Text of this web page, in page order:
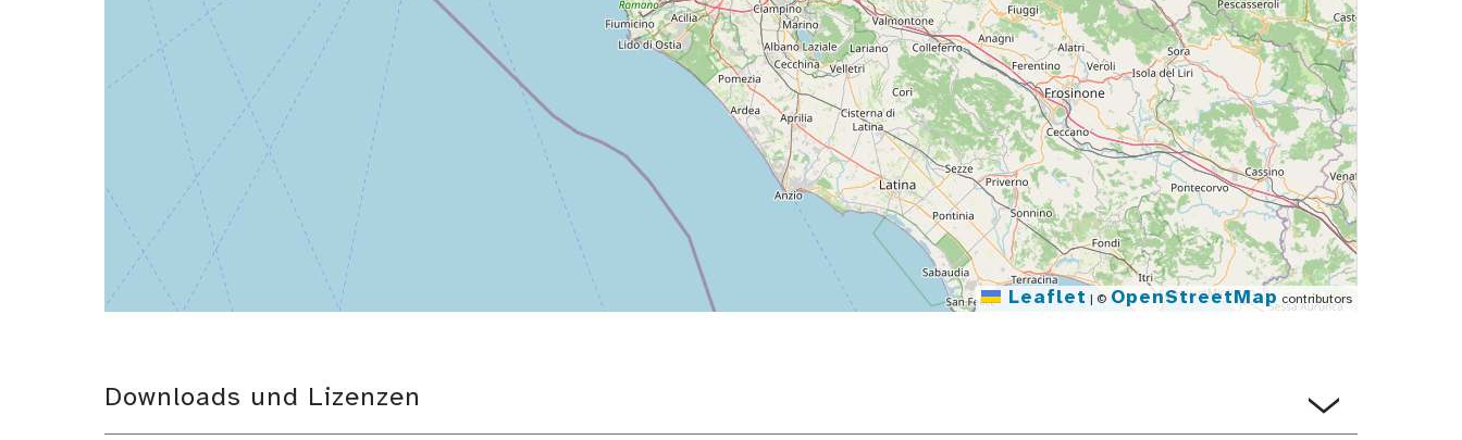
Leaflet © OpenStreetMap contributors
Downloads und Lizenzen